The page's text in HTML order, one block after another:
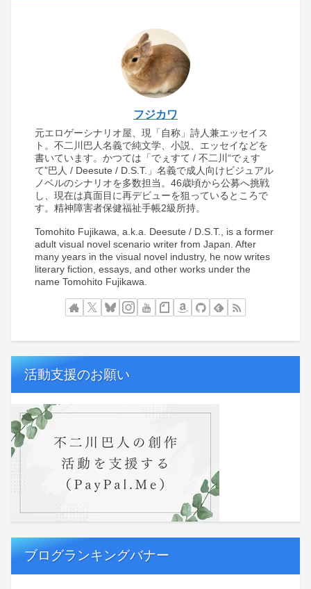
フジカワ
元エロゲーシナリオ屋、現「自称」詩人兼エッセイス
ト。不二川巴人名義で純文学、小説、エッセイなどを
書いています。かつては「でぇすて / 不二川“でぇす
て”巴人 / Deesute / D.S.T.」名義で成人向けビジュアル
ノベルのシナリオを多数担当。46歳頃から公募へ挑戦
し、現在は真面目に再デビューを狙っているところで
す。精神障害者保健福祉手帳2級所持。
Tomohito Fujikawa, a.k.a. Deesute / D.S.T., is a former
adult visual novel scenario writer from Japan. After
many years in the visual novel industry, he now writes
literary fiction, essays, and other works under the
name Tomohito Fujikawa.
活動支援のお願い
ブログランキングバナー